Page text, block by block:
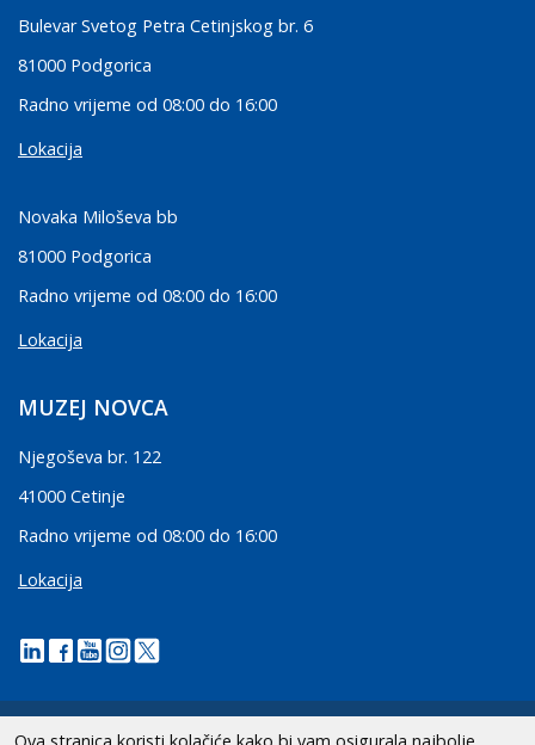
Bulevar Svetog Petra Cetinjskog br. 6
81000 Podgorica
Radno vrijeme od 08:00 do 16:00
Lokacija
Novaka Miloševa bb
81000 Podgorica
Radno vrijeme od 08:00 do 16:00
Lokacija
MUZEJ NOVCA
Njegoševa br. 122
41000 Cetinje
Radno vrijeme od 08:00 do 16:00
Lokacija